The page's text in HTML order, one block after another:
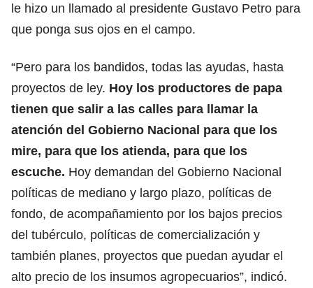
le hizo un llamado al presidente Gustavo Petro para
que ponga sus ojos en el campo.
“Pero para los bandidos, todas las ayudas, hasta
proyectos de ley. Hoy los productores de papa
tienen que salir a las calles para llamar la
atención del Gobierno Nacional para que los
mire, para que los atienda, para que los
escuche. Hoy demandan del Gobierno Nacional
políticas de mediano y largo plazo, políticas de
fondo, de acompañamiento por los bajos precios
del tubérculo, políticas de comercialización y
también planes, proyectos que puedan ayudar el
alto precio de los insumos agropecuarios”, indicó.